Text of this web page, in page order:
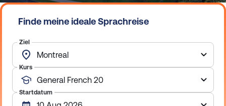
Finde meine ideale Sprachreise
Ziel
Kurs
Startdatum